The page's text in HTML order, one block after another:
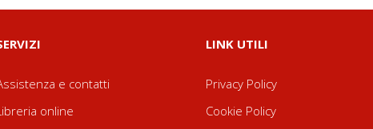
e contatti
online
LINK UTILI
Privacy Policy
Cookie Policy